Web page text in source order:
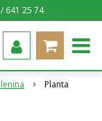
641 25 74
Planta